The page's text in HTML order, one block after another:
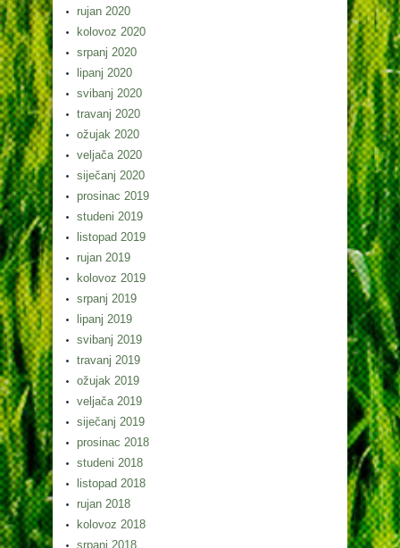
rujan 2020
kolovoz 2020
srpanj 2020
lipanj 2020
svibanj 2020
travanj 2020
ožujak 2020
veljača 2020
siječanj 2020
prosinac 2019
studeni 2019
listopad 2019
rujan 2019
kolovoz 2019
srpanj 2019
lipanj 2019
svibanj 2019
travanj 2019
ožujak 2019
veljača 2019
siječanj 2019
prosinac 2018
studeni 2018
listopad 2018
rujan 2018
kolovoz 2018
srpanj 2018